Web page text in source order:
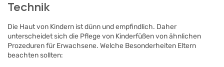
Technik
Die Haut von Kindern ist dünn und empfindlich. Daher
unterscheidet sich die Pflege von Kinderfüßen von ähnlichen
Prozeduren für Erwachsene. Welche Besonderheiten Eltern
beachten sollten: